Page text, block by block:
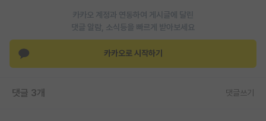
카카오 계정과 연동하여 게시글에 달린
댓글 알람, 소식등을 빠르게 받아보세요
카카오로 시작하기
댓글 3개 댓글쓰기